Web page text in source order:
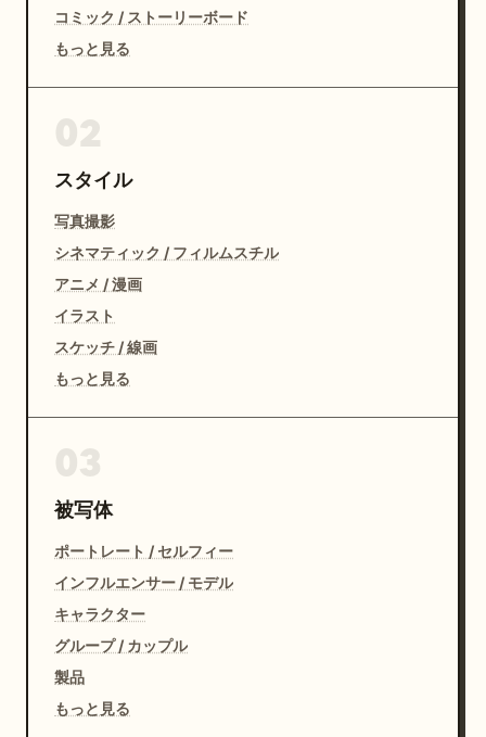
コミック / ストーリーボード
もっと見る
スタイル
写真撮影
シネマティック / フィルムスチル
アニメ / 漫画
イラスト
スケッチ / 線画
もっと見る
被写体
ポートレート / セルフィー
インフルエンサー / モデル
キャラクター
グループ / カップル
製品
もっと見る